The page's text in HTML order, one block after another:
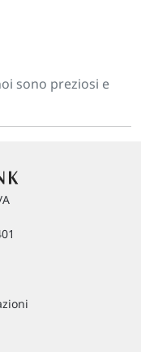
sono preziosi e